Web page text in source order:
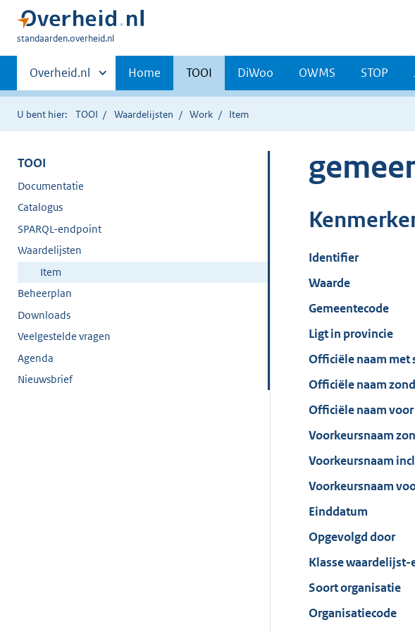
U
hier:
standaarden.overheid.nl
Primaire
navigatie
Andere
sites
binnen
Overheid.nl Home TOOI DiWoo OWMS STOP
U bent hier: TOOI Waardelijsten Work Item
TOOI
Documentatie
Catalogus
SPARQL-endpoint
Waardelijsten
Item
Beheerplan
Downloads
Veelgestelde vragen
Agenda
Nieuwsbrief
Identifier
Waarde
Gemeentecode
Ligt in provincie
Officiële naam met
Officiële naam
Officiële naam
Voorkeursnaam
Voorkeursnaam
Voorkeursnaam
Einddatum
Opgevolgd door
Klasse
Soort organisatie
Organisatiecode